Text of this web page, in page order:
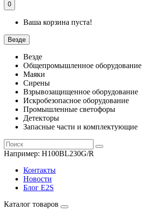
0
Ваша корзина пуста!
Везде
Везде
Общепромышленное оборудование
Маяки
Сирены
Взрывозащищенное оборудование
Искробезопасное оборудование
Промышленные светофоры
Детекторы
Запасные части и комплектующие
Например: H100BL230G/R
Контакты
Новости
Блог E2S
Каталог товаров